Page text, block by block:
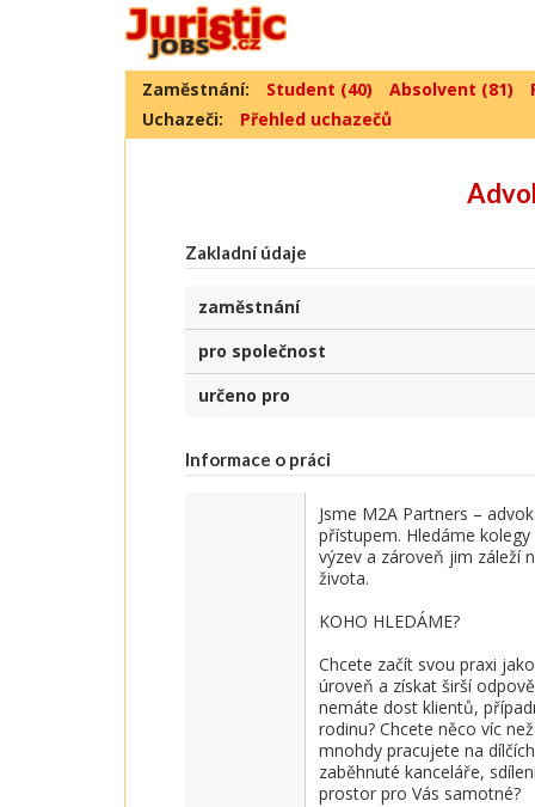
Zaměstnání: Student (40) Absolvent (81)
Uchazeči:
Přehled uchazečů
Zakladní údaje
zaměstnání
pro společnost
určeno pro
Informace o práci
Jsme M2A Partners –
přístupem. Hledáme
výzev a zároveň jim záleží
života.
KOHO HLEDÁME?
Chcete začít svou praxi
úroveň a získat širší
nemáte dost klientů,
rodinu? Chcete něco víc
mnohdy pracujete na
zaběhnuté kanceláře,
prostor pro Vás samotné?